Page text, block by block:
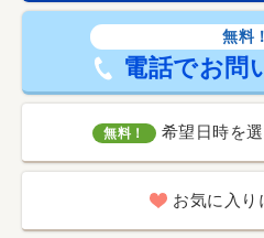
無料！
電話でお問
無料！ 希望日時を
お気に入り